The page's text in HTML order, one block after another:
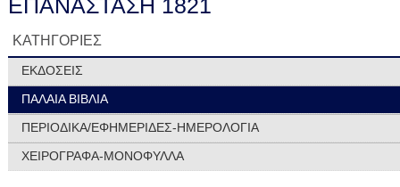
ΕΠΑΝΑΣΤΑΣΗ 1821
ΚΑΤΗΓΟΡΙΕΣ
ΕΚΔΟΣΕΙΣ
ΠΑΛΑΙΑ ΒΙΒΛΙΑ
ΠΕΡΙΟΔΙΚΑ/ΕΦΗΜΕΡΙΔΕΣ-ΗΜΕΡΟΛΟΓΙΑ
ΧΕΙΡΟΓΡΑΦΑ-ΜΟΝΟΦΥΛΛΑ